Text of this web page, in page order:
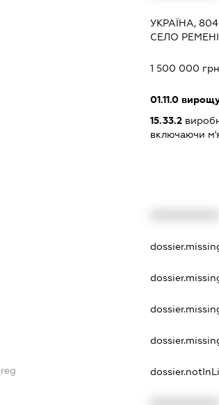
УКРАЇНА,
СЕЛО
1 500 000
01.11.0
15.33.2
включаючи